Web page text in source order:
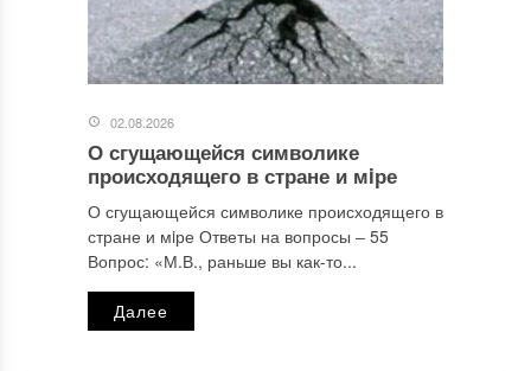
02.08.2026
О сгущающейся символике
происходящего в стране и мiре
О сгущающейся символике происходящего в
стране и мiре Ответы на вопросы ‒ 55
Вопрос: «М.В., раньше вы как-то...
Далее